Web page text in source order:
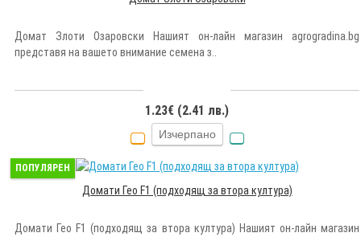
Домат Злоти Озаровски Нашият он-лайн магазин agrogradina.bg
представя на вашето внимание семена з..
1.23€ (2.41 лв.)
Изчерпано
ПОПУЛЯРЕН
Домати Гео F1 (подходящ за втора култура)
Домати Гео F1 (подходящ за втора култура) Нашият он-лайн магазин